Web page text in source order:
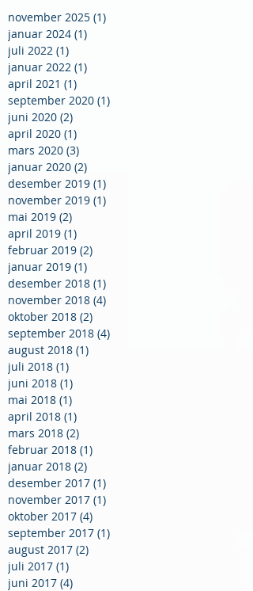
november 2025 (1)
januar 2024 (1)
juli 2022 (1)
januar 2022 (1)
april 2021 (1)
september 2020 (1)
juni 2020 (2)
april 2020 (1)
mars 2020 (3)
januar 2020 (2)
desember 2019 (1)
november 2019 (1)
mai 2019 (2)
april 2019 (1)
februar 2019 (2)
januar 2019 (1)
desember 2018 (1)
november 2018 (4)
oktober 2018 (2)
september 2018 (4)
august 2018 (1)
juli 2018 (1)
juni 2018 (1)
mai 2018 (1)
april 2018 (1)
mars 2018 (2)
februar 2018 (1)
januar 2018 (2)
desember 2017 (1)
november 2017 (1)
oktober 2017 (4)
september 2017 (1)
august 2017 (2)
juli 2017 (1)
juni 2017 (4)